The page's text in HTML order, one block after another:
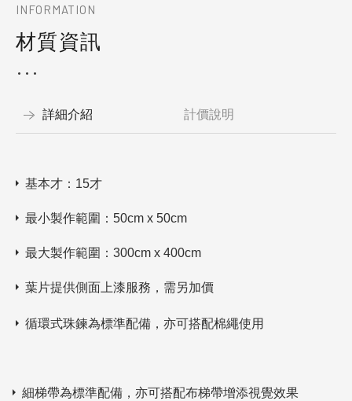
INFORMATION
材質資訊
詳細介紹 計價說明
基本才：15才
最小製作範圍：50cm x 50cm
最大製作範圍：300cm x 400cm
葉片提供側面上漆服務，需另加價
循環式珠鍊為標準配備，亦可搭配棉繩使用
細梯帶為標準配備，亦可搭配布梯帶增添視覺效果